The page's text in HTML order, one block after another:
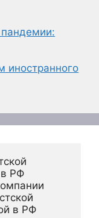
иностранного
в РФ
в РФ